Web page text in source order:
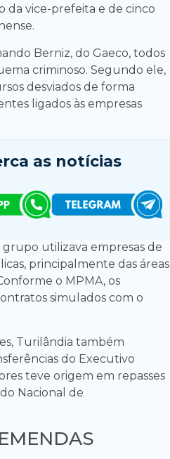
da vice-prefeita e de cinco
Berniz, do Gaeco, todos
criminoso. Segundo ele,
desviados de forma
ligados às empresas
as notícias
utilizava empresas de
principalmente das áreas
o MPMA, os
simulados com o
Turilândia também
do Executivo
teve origem em repasses
Nacional de